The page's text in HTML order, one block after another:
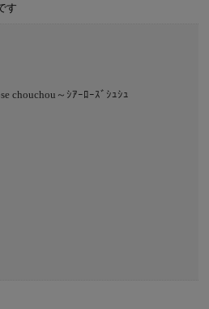
す
chouchou～ｼｱｰﾛｰｽﾞｼｭｼｭ